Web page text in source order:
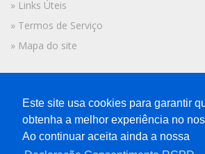
» Links Úteis
» Termos de Serviço
» Mapa do site
© 2019 A Voz do Algarve.
Todos os direitos reservados.
Este site usa cookies para garantir
obtenha a melhor experiência no
Ao continuar aceita ainda a nossa